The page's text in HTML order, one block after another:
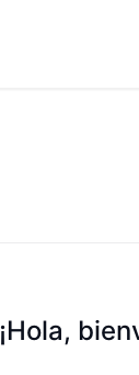
¡Hola,